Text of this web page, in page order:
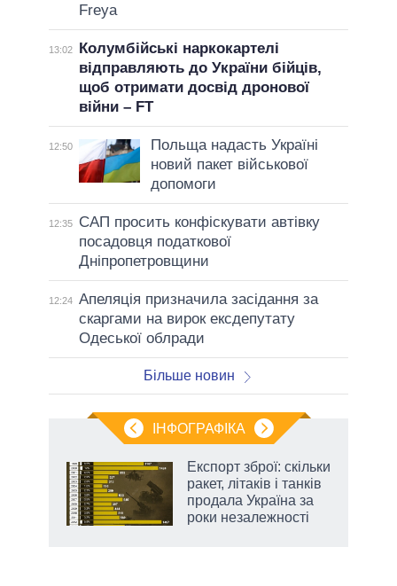
Freya
13:02
Колумбійські наркокартелі
відправляють до України бійців,
щоб отримати досвід дронової
війни – FT
12:50
Польща надасть Україні
новий пакет військової
допомоги
12:35
САП просить конфіскувати автівку
посадовця податкової
Дніпропетровщини
12:24 Апеляція призначила засідання за
скаргами на вирок ексдепутату
Одеської облради
Більше новин
ІНФОГРАФІКА
Експорт зброї: скільки
ракет, літаків і танків
продала Україна за
роки незалежності